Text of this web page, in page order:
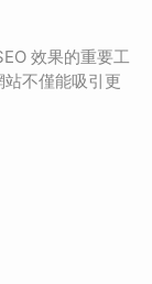
效果的重要工
不僅能吸引更